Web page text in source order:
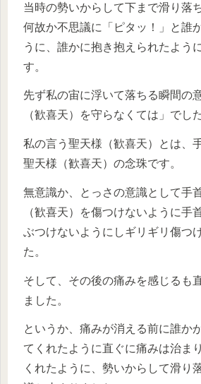
当時の勢いからして下まで滑り落
何故か不思議に「ピタッ！」と誰
うに、誰かに抱き抱えられたよう
す。
先ず私の宙に浮いて落ちる瞬間の
（歓喜天）を守らなくては」でした
私の言う聖天様（歓喜天）とは、
聖天様（歓喜天）の念珠です。
無意識か、とっさの意識として手
（歓喜天）を傷つけないように手
ぶつけないようにしギリギリ傷つ
た。
そして、その後の痛みを感じるも
ました。
というか、痛みが消える前に誰か
てくれたように直ぐに痛みは治ま
くれたように、勢いからして滑り